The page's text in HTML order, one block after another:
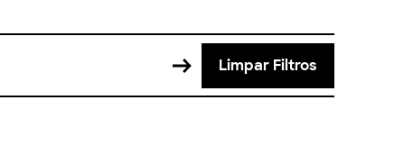
Limpar Filtros